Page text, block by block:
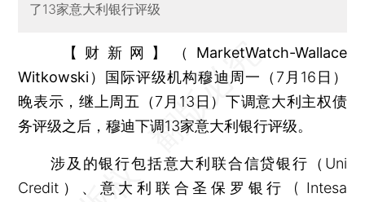
了13家意大利银行评级
【财新网】（MarketWatch-Wallace
Witkowski） 国际评级机构穆迪周一（7月16日）
晚表示，继上周五（7月13日）下调意大利主权债
务评级之后，穆迪下调13家意大利银行评级。
涉及的银行包括意大利联合信贷银行（Uni
Credit）、意大利联合圣保罗银行 ( Intesa